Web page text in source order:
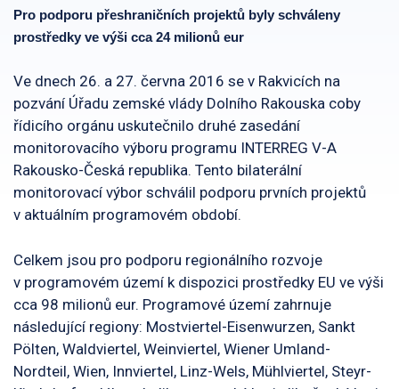
Pro podporu přeshraničních projektů byly schváleny
prostředky ve výši cca 24 milionů eur
Ve dnech 26. a 27. června 2016 se v Rakvicích na
pozvání Úřadu zemské vlády Dolního Rakouska coby
řídicího orgánu uskutečnilo druhé zasedání
monitorovacího výboru programu INTERREG V-A
Rakousko-Česká republika. Tento bilaterální
monitorovací výbor schválil podporu prvních projektů
v aktuálním programovém období.
Celkem jsou pro podporu regionálního rozvoje
v programovém území k dispozici prostředky EU ve výši
cca 98 milionů eur. Programové území zahrnuje
následující regiony: Mostviertel-Eisenwurzen, Sankt
Pölten, Waldviertel, Weinviertel, Wiener Umland-
Nordteil, Wien, Innviertel, Linz-Wels, Mühlviertel, Steyr-